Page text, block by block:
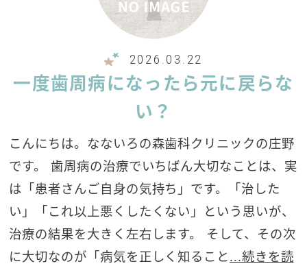
2026.03.22
一度歯周病になったら元に戻らな
い？
こんにちは。なないろの森歯科クリニックの庄野
です。 歯周病の治療でいちばん大切なことは、実
は「患者さんご自身の気持ち」です。「治した
い」「これ以上悪くしたくない」という思いが、
治療の結果を大きく左右します。 そして、その次
に大切なのが「病気を正しく知ること...続きを読